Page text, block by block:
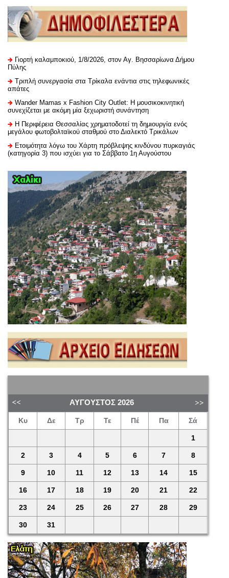
Γιορτή καλαμποκιού, 1/8/2026, στον Αγ. Βησσαρίωνα Δήμου
Πύλης
Τριπλή συνεργασία στα Τρίκαλα ενάντια στις τηλεφωνικές
απάτες
Wander Mamas x Fashion City Outlet: Η μουσικοκινητική
συνεχίζεται με ακόμη μία ξεχωριστή συνάντηση
H Περιφέρεια Θεσσαλίας χρηματοδοτεί τη δημιουργία ενός
μεγάλου φωτοβολταϊκού σταθμού στο Διαλεκτό Τρικάλων
Ετοιμότητα λόγω του Χάρτη πρόβλεψης κινδύνου πυρκαγιάς
(κατηγορία 3) που ισχύει για το Σάββατο 1η Αυγούστου
ΑΎΓΟΥΣΤΟΣ 2026
Κυ Δε Τρ Τε Πέ Πα Σά
1
2 3 4 5 6 7 8
9 10 11 12 13 14 15
16 17 18 19 20 21 22
23 24 25 26 27 28 29
30 31